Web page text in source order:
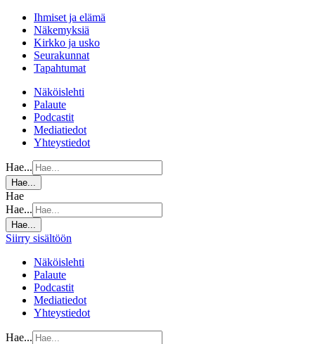
Ihmiset ja elämä
Näkemyksiä
Kirkko ja usko
Seurakunnat
Tapahtumat
Näköislehti
Palaute
Podcastit
Mediatiedot
Yhteystiedot
Hae...
Hae...
Hae
Hae...
Hae...
Siirry sisältöön
Näköislehti
Palaute
Podcastit
Mediatiedot
Yhteystiedot
Hae...